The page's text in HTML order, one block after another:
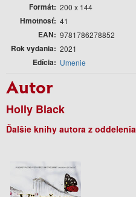
Formát 200 x 144
Hmotnosť 41
EAN 9781786278852
Rok vydania 2021
Edícia Umenie
Autor
Holly Black
Ďalšie knihy autora z oddelenia